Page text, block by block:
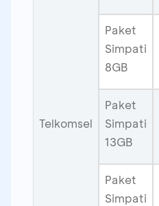
Telkomsel
Paket
Simpati
8GB
Paket
Simpati
13GB
Paket
Simpati